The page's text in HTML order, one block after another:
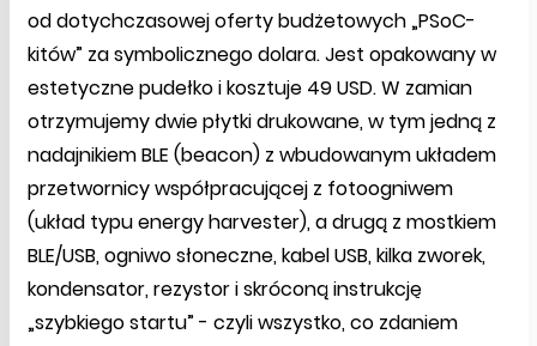
od dotychczasowej oferty budżetowych „PSoC-
kitów” za symbolicznego dolara. Jest opakowany w
estetyczne pudełko i kosztuje 49 USD. W zamian
otrzymujemy dwie płytki drukowane, w tym jedną z
nadajnikiem BLE (beacon) z wbudowanym układem
przetwornicy współpracującej z fotoogniwem
(układ typu energy harvester), a drugą z mostkiem
BLE/USB, ogniwo słoneczne, kabel USB, kilka zworek,
kondensator, rezystor i skróconą instrukcję
„szybkiego startu” - czyli wszystko, co zdaniem